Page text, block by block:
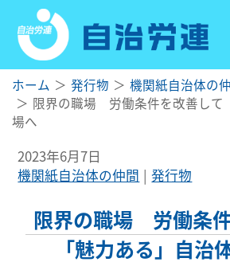
ホーム 発行物
機関紙自治体の
限界の職場 労働条件を改善して
場へ
2023年6月7日
機関紙自治体の仲間
発行物
限界の職場 労働条
「魅力ある」自治